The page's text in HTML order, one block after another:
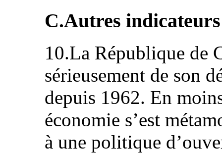
C.Autres
10.La République de
sérieusement de son
depuis 1962. En
économie s’est
à une politique